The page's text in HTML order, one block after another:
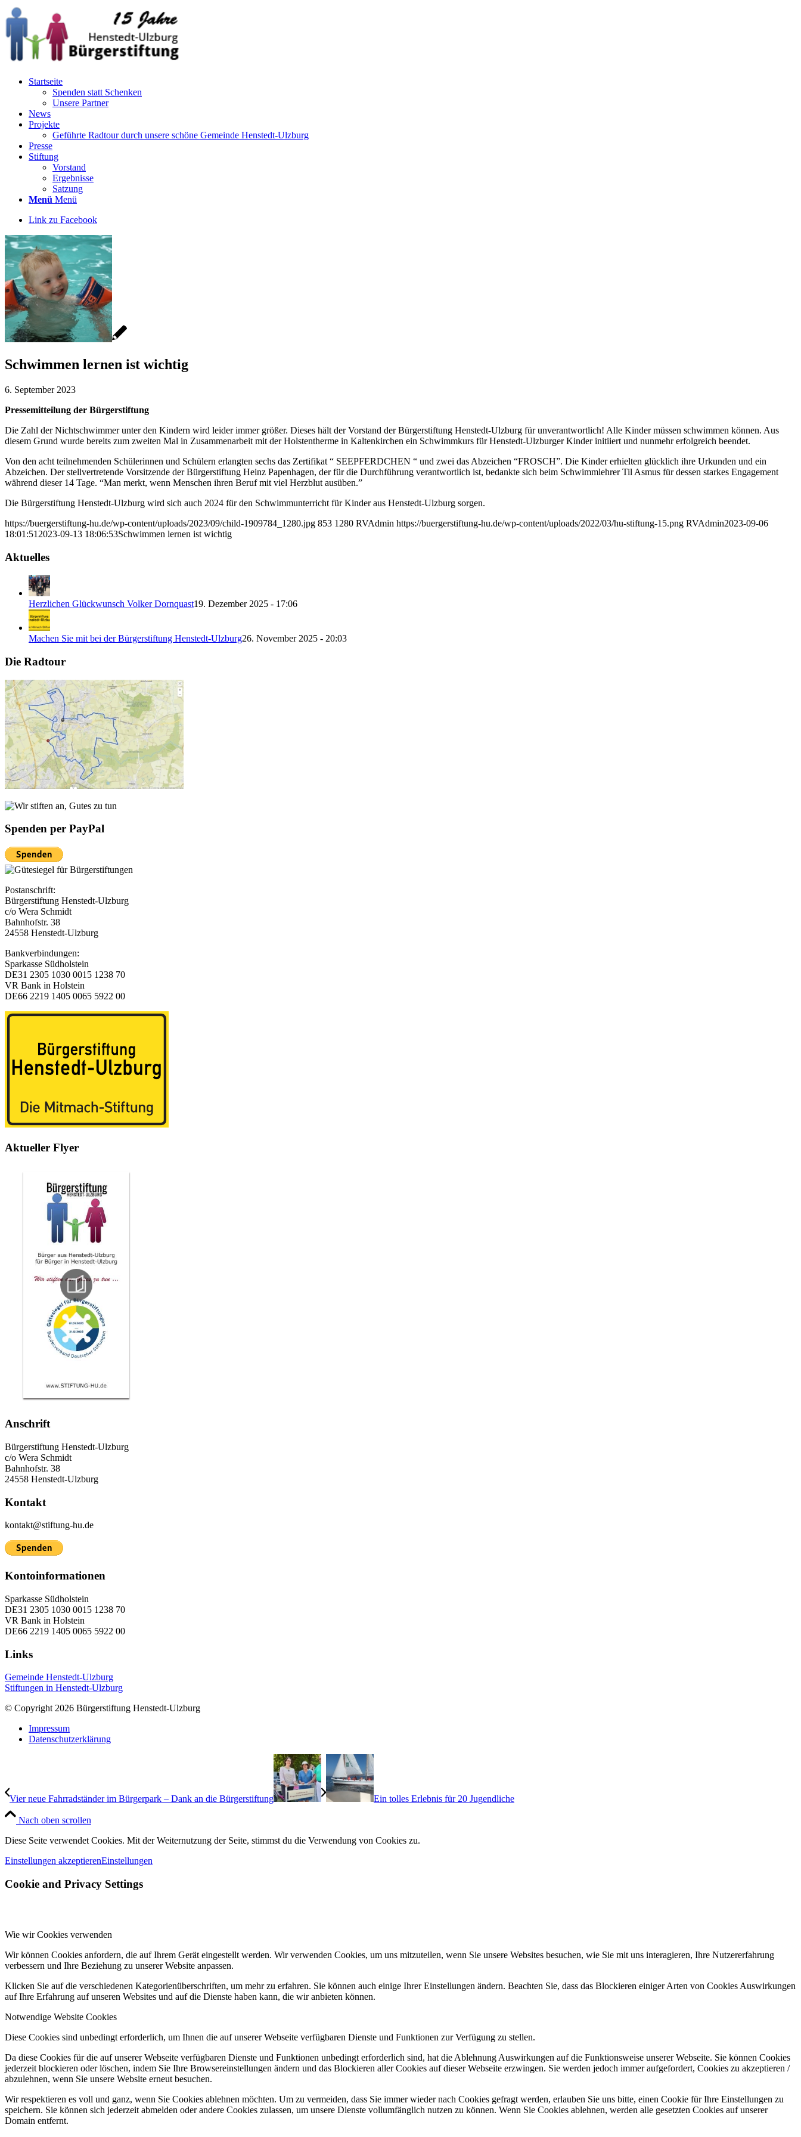
Startseite
Spenden statt Schenken
Unsere Partner
News
Projekte
Geführte Radtour durch unsere schöne Gemeinde Henstedt-Ulzburg
Presse
Stiftung
Vorstand
Ergebnisse
Satzung
Menü Menü
Link zu Facebook
Schwimmen lernen ist wichtig
6. September 2023
Pressemitteilung der Bürgerstiftung
Die Zahl der Nichtschwimmer unter den Kindern wird leider immer größer. Dieses hält der Vorstand der Bürgerstiftung Henstedt-Ulzburg für unverantwortlich! Alle Kinder müssen schwimmen können. Aus
diesem Grund wurde bereits zum zweiten Mal in Zusammenarbeit mit der Holstentherme in Kaltenkirchen ein Schwimmkurs für Henstedt-Ulzburger Kinder initiiert und nunmehr erfolgreich beendet.
Von den acht teilnehmenden Schülerinnen und Schülern erlangten sechs das Zertifikat “ SEEPFERDCHEN “ und zwei das Abzeichen “FROSCH”. Die Kinder erhielten glücklich ihre Urkunden und ein
Abzeichen. Der stellvertretende Vorsitzende der Bürgerstiftung Heinz Papenhagen, der für die Durchführung verantwortlich ist, bedankte sich beim Schwimmlehrer Til Asmus für dessen starkes Engagement
während dieser 14 Tage. “Man merkt, wenn Menschen ihren Beruf mit viel Herzblut ausüben.”
Die Bürgerstiftung Henstedt-Ulzburg wird sich auch 2024 für den Schwimmunterricht für Kinder aus Henstedt-Ulzburg sorgen.
https://buergerstiftung-hu.de/wp-content/uploads/2023/09/child-1909784_1280.jpg 853 1280 RVAdmin https://buergerstiftung-hu.de/wp-content/uploads/2022/03/hu-stiftung-15.png RVAdmin2023-09-06
18:01:51 2023-09-13 18:06:53Schwimmen lernen ist wichtig
Aktuelles
Herzlichen Glückwunsch Volker Dornquast19. Dezember 2025 - 17:06
Machen Sie mit bei der Bürgerstiftung Henstedt-Ulzburg26. November 2025 - 20:03
Die Radtour
Spenden per PayPal
Postanschrift:
Bürgerstiftung Henstedt-Ulzburg
c/o Wera Schmidt
Bahnhofstr. 38
24558 Henstedt-Ulzburg
Bankverbindungen:
Sparkasse Südholstein
DE31 2305 1030 0015 1238 70
VR Bank in Holstein
DE66 2219 1405 0065 5922 00
Aktueller Flyer
Anschrift
Bürgerstiftung Henstedt-Ulzburg
c/o Wera Schmidt
Bahnhofstr. 38
24558 Henstedt-Ulzburg
Kontakt
kontakt@stiftung-hu.de
Kontoinformationen
Sparkasse Südholstein
DE31 2305 1030 0015 1238 70
VR Bank in Holstein
DE66 2219 1405 0065 5922 00
Links
Gemeinde Henstedt-Ulzburg
Stiftungen in Henstedt-Ulzburg
© Copyright 2026 Bürgerstiftung Henstedt-Ulzburg
Impressum
Datenschutzerklärung
Vier neue Fahrradständer im Bürgerpark – Dank an die Bürgerstiftung Ein tolles Erlebnis für 20 Jugendliche
Nach oben scrollen
Diese Seite verwendet Cookies. Mit der Weiternutzung der Seite, stimmst du die Verwendung von Cookies zu.
Einstellungen akzeptierenEinstellungen
Cookie and Privacy Settings
Wie wir Cookies verwenden
Wir können Cookies anfordern, die auf Ihrem Gerät eingestellt werden. Wir verwenden Cookies, um uns mitzuteilen, wenn Sie unsere Websites besuchen, wie Sie mit uns interagieren, Ihre Nutzererfahrung
verbessern und Ihre Beziehung zu unserer Website anpassen.
Klicken Sie auf die verschiedenen Kategorienüberschriften, um mehr zu erfahren. Sie können auch einige Ihrer Einstellungen ändern. Beachten Sie, dass das Blockieren einiger Arten von Cookies Auswirkungen
auf Ihre Erfahrung auf unseren Websites und auf die Dienste haben kann, die wir anbieten können.
Notwendige Website Cookies
Diese Cookies sind unbedingt erforderlich, um Ihnen die auf unserer Webseite verfügbaren Dienste und Funktionen zur Verfügung zu stellen.
Da diese Cookies für die auf unserer Webseite verfügbaren Dienste und Funktionen unbedingt erforderlich sind, hat die Ablehnung Auswirkungen auf die Funktionsweise unserer Webseite. Sie können Cookies
jederzeit blockieren oder löschen, indem Sie Ihre Browsereinstellungen ändern und das Blockieren aller Cookies auf dieser Webseite erzwingen. Sie werden jedoch immer aufgefordert, Cookies zu akzeptieren /
abzulehnen, wenn Sie unsere Website erneut besuchen.
Wir respektieren es voll und ganz, wenn Sie Cookies ablehnen möchten. Um zu vermeiden, dass Sie immer wieder nach Cookies gefragt werden, erlauben Sie uns bitte, einen Cookie für Ihre Einstellungen zu
speichern. Sie können sich jederzeit abmelden oder andere Cookies zulassen, um unsere Dienste vollumfänglich nutzen zu können. Wenn Sie Cookies ablehnen, werden alle gesetzten Cookies auf unserer
Domain entfernt.